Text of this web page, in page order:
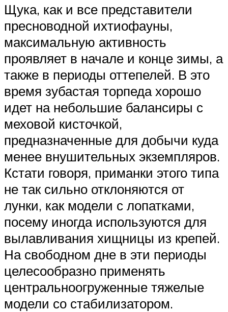
Щука, как и все представители
пресноводной ихтиофауны,
максимальную активность
проявляет в начале и конце зимы, а
также в периоды оттепелей. В это
время зубастая торпеда хорошо
идет на небольшие балансиры с
меховой кисточкой,
предназначенные для добычи куда
менее внушительных экземпляров.
Кстати говоря, приманки этого типа
не так сильно отклоняются от
лунки, как модели с лопатками,
посему иногда используются для
вылавливания хищницы из крепей.
На свободном дне в эти периоды
целесообразно применять
центральноогруженные тяжелые
модели со стабилизатором.